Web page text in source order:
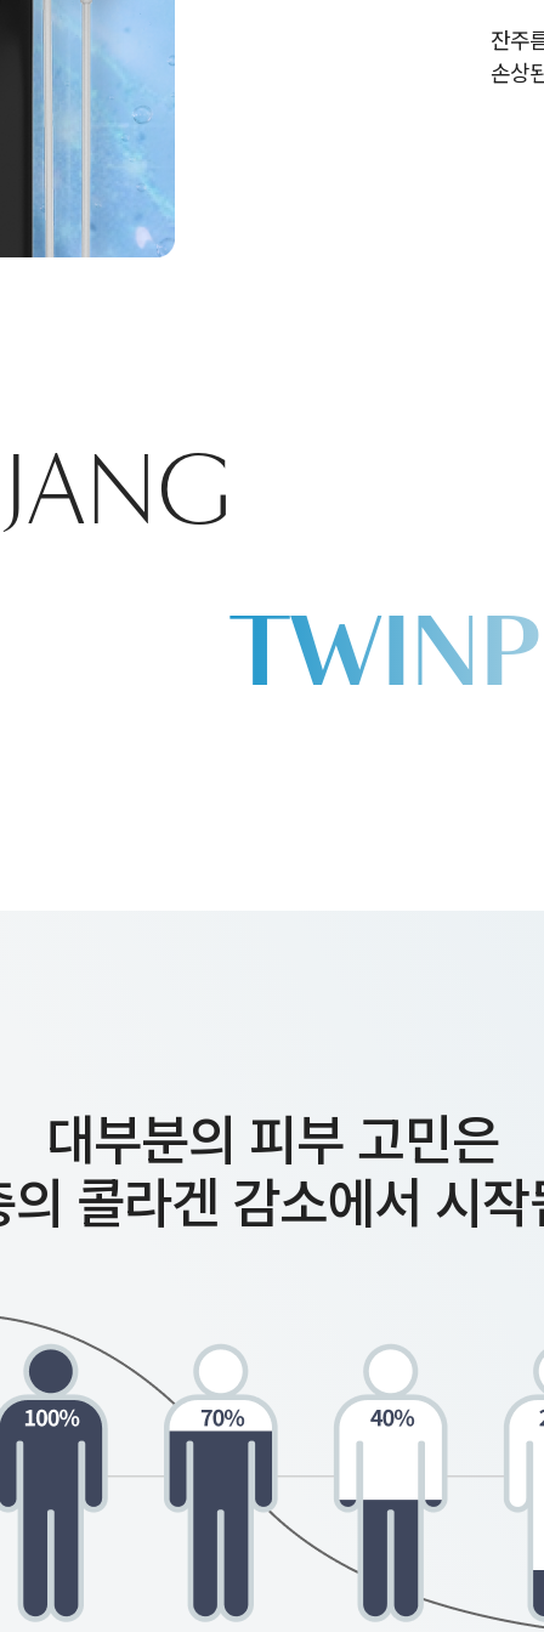
잔주
손상
대부분의 피부 고민은
콜라겐 감소에서 시